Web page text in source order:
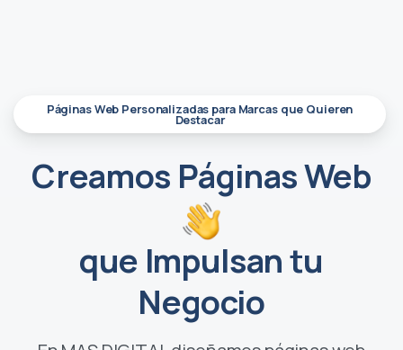
Páginas Web Personalizadas para Marcas que Quieren
Destacar
Creamos Páginas Web
que Impulsan tu
Negocio